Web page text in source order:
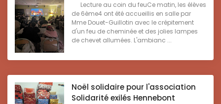
Lecture au coin du feuCe matin, les élèves
de 6ème4 ont été accueillis en salle par
Mme Douet-Guillotin avec le crépitement
d'un feu de cheminée et des jolies lampes
de chevet allumées. L'ambianc ...
Noël solidaire pour l'association
Solidarité exilés Hennebont